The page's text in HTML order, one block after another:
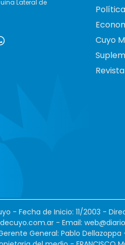
Lateral de
Política
Cuyo
- Fecha de Inicio: 11/2003 -
- Email:
General: Pablo